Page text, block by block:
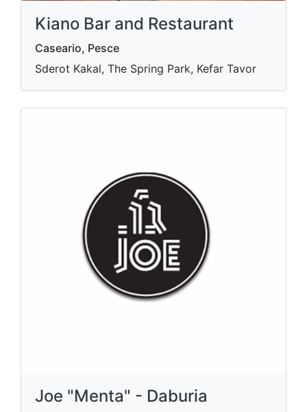
Kiano Bar and Restaurant
Caseario, Pesce
Sderot Kakal, The Spring Park, Kefar Tavor
Joe "Menta" - Daburia